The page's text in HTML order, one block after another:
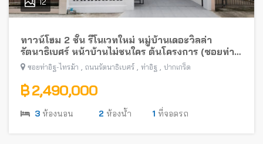
ทาวน์โฮม 2 ชั้น รีโนเวทใหม่ หมู่บ้านเดอะวิลล่า
รัตนาธิเบศร์ หน้าบ้านไม่ชนใคร ต้นโครงการ (ซอยท่า
อิฐ-ไทรม้า) พร้อมอยู่ ใกล้รถไฟฟ้าสายสีม่วง
ซอยท่าอิฐ-ไทรม้า , ถนนรัตนาธิเบศร์ , ท่าอิฐ , ปากเกร็ด
฿ 2,490,000
3 ห้องนอน 2 ห้องน้ำ 1 ที่จอดรถ